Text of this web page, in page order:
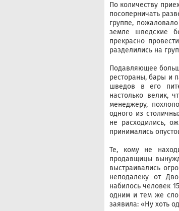
По количеству
посоперничать
группе,
земле шведские
прекрасно
разделились на
Подавляющее
рестораны, бары и
шведов в его
настолько велик,
менеджеру,
одного из
не расходились,
принимались
Те, кому не
продавщицы
выстраивались
неподалеку от
набилось человек
одним и тем же
заявила: «Ну хоть